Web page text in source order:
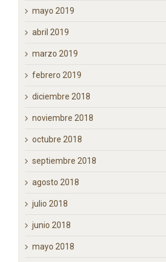
mayo 2019
abril 2019
marzo 2019
febrero 2019
diciembre 2018
noviembre 2018
octubre 2018
septiembre 2018
agosto 2018
julio 2018
junio 2018
mayo 2018